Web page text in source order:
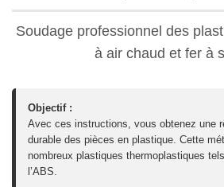
Soudage professionnel des
à air chaud et fer à
Objectif :
Avec ces instructions, vous obtenez une
durable des pièces en plastique. Cette
nombreux plastiques thermoplastiques
l’ABS.